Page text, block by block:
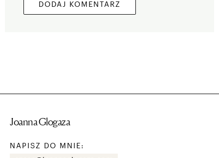
Joanna Glogaza
NAPISZ DO MNIE: